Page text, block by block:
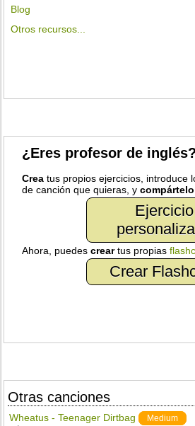
Blog
Otros recursos...
¿Eres profesor de inglés?
Crea tus propios ejercicios, introduce
de canción que quieras, ycompártelo
Ejercicio
Ahora, puedescreartus propias
Crear
Otras canciones
Wheatus - Teenager Dirtbag Medium